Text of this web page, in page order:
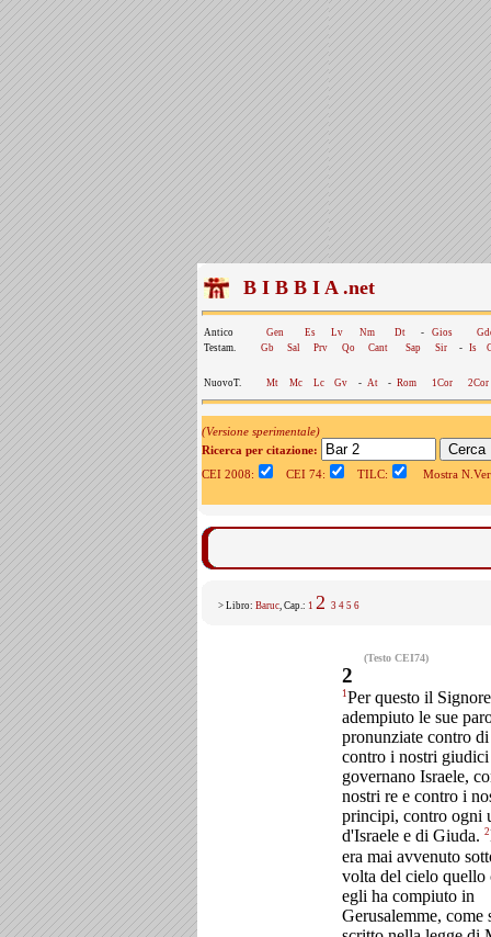
B I B B I A .net
Antico Gen Es Lv Nm Dt - Gios
Testam.
Gb Sal Prv Qo Cant Sap Sir - Is
NuovoT. Mt Mc Lc Gv - At - Rom 1Cor 2Cor
(Versione sperimentale)
Ricerca per citazione:
CEI 2008:
CEI 74: TILC: Mostra
> Libro: Baruc, Cap.: 1 2 3 4 5 6
(Testo CEI74)
2
1Per questo il
adempiuto le sue
pronunziate contro
contro i nostri giudici
governano Israele,
nostri re e contro i
principi, contro ogni
d'Israele e di Giuda. 2
era mai avvenuto
volta del cielo quello
egli ha compiuto in
Gerusalemme, come